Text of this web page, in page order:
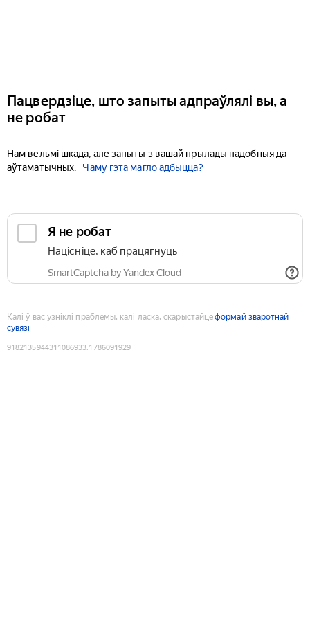
Пацвердзіце, што запыты адпраўлялі вы, а
не робат
Нам вельмі шкада, але запыты з вашай прылады падобныя да
аўтаматычных.
Чаму гэта магло адбыцца?
Я не робат
Націсніце, каб працягнуць
SmartCaptcha by Yandex Cloud
Калі ў вас узніклі праблемы, калі ласка, скарыстайцеформай зваротнай
сувязі
9182135944311086933:1786091929